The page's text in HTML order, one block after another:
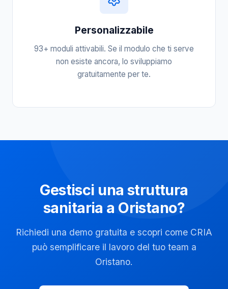
Personalizzabile
93+ moduli attivabili. Se il modulo che ti serve
non esiste ancora, lo sviluppiamo
gratuitamente per te.
Gestisci una struttura
sanitaria a Oristano?
Richiedi una demo gratuita e scopri come CRIA
può semplificare il lavoro del tuo team a
Oristano.